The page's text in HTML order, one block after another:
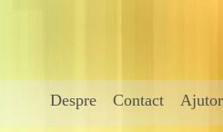
Despre Contact Ajutor